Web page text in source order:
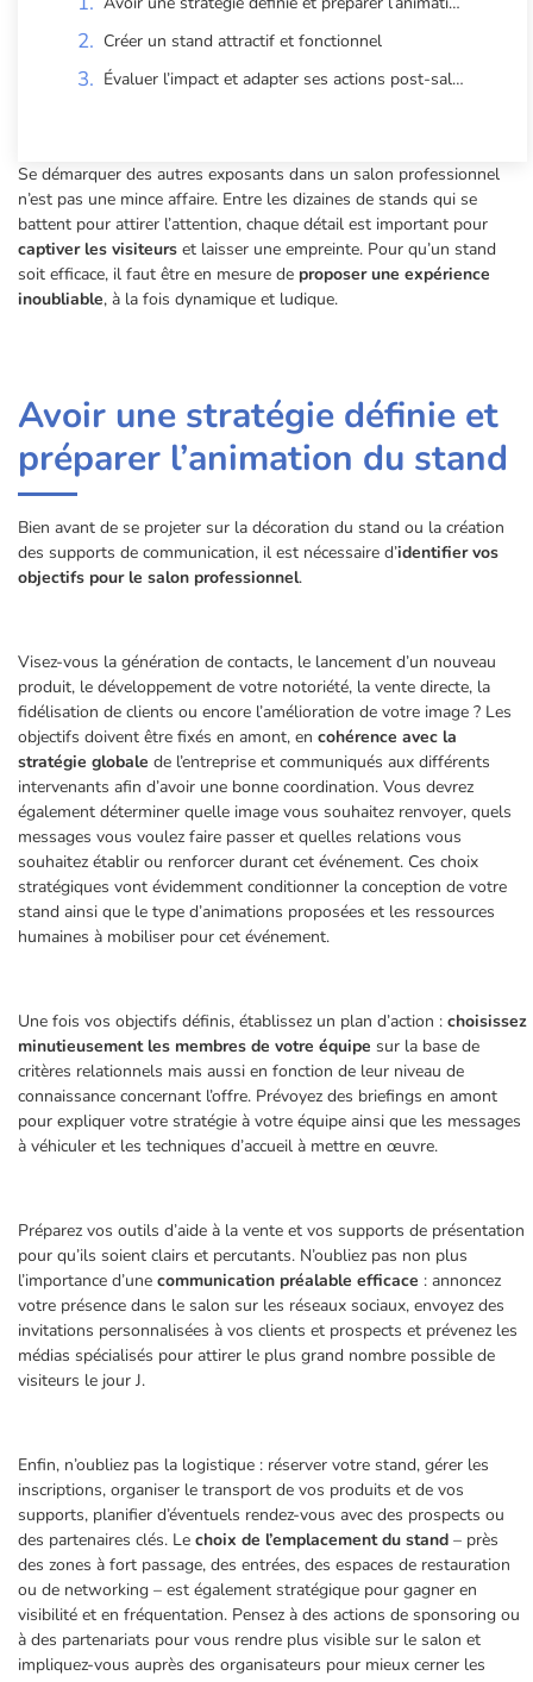
Créer un stand attractif et fonctionnel
Évaluer l’impact et adapter ses actions post-salon
Se démarquer des autres exposants dans un salon professionnel
n’est pas une mince affaire. Entre les dizaines de stands qui se
battent pour attirer l’attention, chaque détail est important pour
captiver les visiteurs et laisser une empreinte. Pour qu’un stand
soit efficace, il faut être en mesure de proposer une expérience
inoubliable, à la fois dynamique et ludique.
Avoir une stratégie définie et
préparer l’animation du stand
Bien avant de se projeter sur la décoration du stand ou la création
des supports de communication, il est nécessaire d’identifier vos
objectifs pour le salon professionnel.
Visez-vous la génération de contacts, le lancement d’un nouveau
produit, le développement de votre notoriété, la vente directe, la
fidélisation de clients ou encore l’amélioration de votre image ? Les
objectifs doivent être fixés en amont, en cohérence avec la
stratégie globale de l’entreprise et communiqués aux différents
intervenants afin d’avoir une bonne coordination. Vous devrez
également déterminer quelle image vous souhaitez renvoyer, quels
messages vous voulez faire passer et quelles relations vous
souhaitez établir ou renforcer durant cet événement. Ces choix
stratégiques vont évidemment conditionner la conception de votre
stand ainsi que le type d’animations proposées et les ressources
humaines à mobiliser pour cet événement.
Une fois vos objectifs définis, établissez un plan d’action : choisissez
minutieusement les membres de votre équipe sur la base de
critères relationnels mais aussi en fonction de leur niveau de
connaissance concernant l’offre. Prévoyez des briefings en amont
pour expliquer votre stratégie à votre équipe ainsi que les messages
à véhiculer et les techniques d’accueil à mettre en œuvre.
Préparez vos outils d’aide à la vente et vos supports de présentation
pour qu’ils soient clairs et percutants. N’oubliez pas non plus
l’importance d’une communication préalable efficace : annoncez
votre présence dans le salon sur les réseaux sociaux, envoyez des
invitations personnalisées à vos clients et prospects et prévenez les
médias spécialisés pour attirer le plus grand nombre possible de
visiteurs le jour J.
Enfin, n’oubliez pas la logistique : réserver votre stand, gérer les
inscriptions, organiser le transport de vos produits et de vos
supports, planifier d’éventuels rendez-vous avec des prospects ou
des partenaires clés. Le choix de l’emplacement du stand – près
des zones à fort passage, des entrées, des espaces de restauration
ou de networking – est également stratégique pour gagner en
visibilité et en fréquentation. Pensez à des actions de sponsoring ou
à des partenariats pour vous rendre plus visible sur le salon et
impliquez-vous auprès des organisateurs pour mieux cerner les